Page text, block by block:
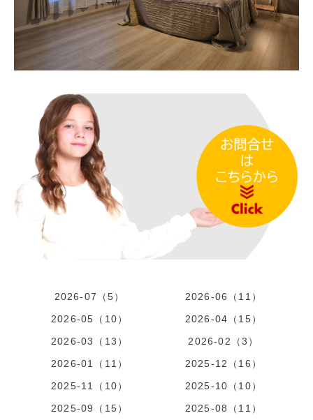
2026-07（5）
2026-06（11）
2026-05（10）
2026-04（15）
2026-03（13）
2026-02（3）
2026-01（11）
2025-12（16）
2025-11（10）
2025-10（10）
2025-09（15）
2025-08（11）